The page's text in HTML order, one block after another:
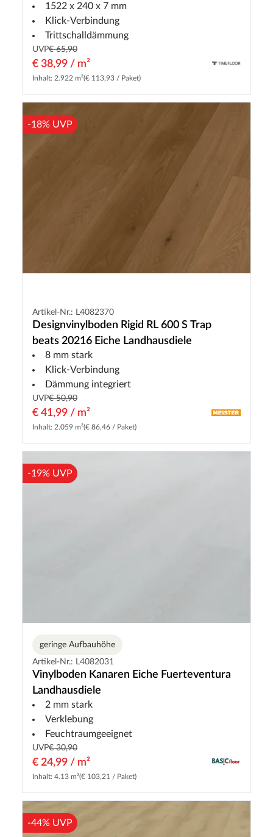
1522 x 240 x 7 mm
Klick-Verbindung
Trittschalldämmung
UVP€ 65,90
€ 38,99 / m²
Inhalt: 2.922 m²(€ 113,93 / Paket)
-18% UVP
Artikel-Nr.: L4082370
Designvinylboden Rigid RL 600 S Trap
beats 20216 Eiche Landhausdiele
8 mm stark
Klick-Verbindung
Dämmung integriert
UVP€ 50,90
€ 41,99 / m²
Inhalt: 2.059 m²(€ 86,46 / Paket)
-19% UVP
geringe Aufbauhöhe
Artikel-Nr.: L4082031
Vinylboden Kanaren Eiche Fuerteventura
Landhausdiele
2 mm stark
Verklebung
Feuchtraumgeeignet
UVP€ 30,90
€ 24,99 / m²
Inhalt: 4.13 m²(€ 103,21 / Paket)
-44% UVP